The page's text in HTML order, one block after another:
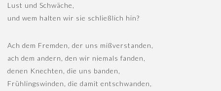
Lust und Schwäche,
und wem halten wir sie schließlich hin?
Ach dem Fremden, der uns mißverstanden,
ach dem andern, den wir niemals fanden,
denen Knechten, die uns banden,
Frühlingswinden, die damit entschwanden,